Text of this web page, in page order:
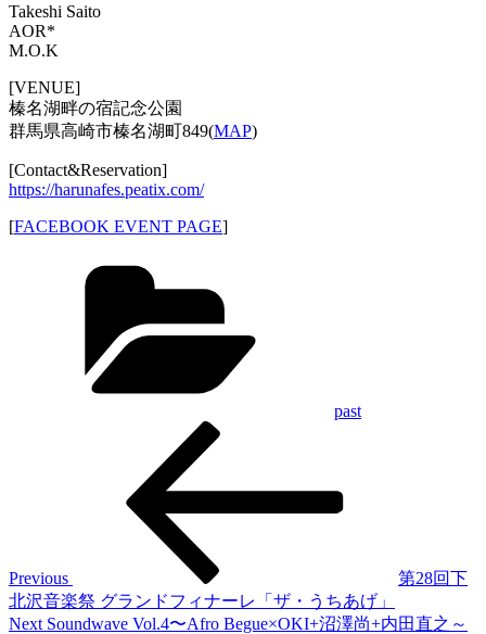
Takeshi Saito
AOR*
M.O.K
[VENUE]
榛名湖畔の宿記念公園
群馬県高崎市榛名湖町849(MAP)
[Contact&Reservation]
https://harunafes.peatix.com/
[FACEBOOK EVENT PAGE]
past
ゲ
ー
Previous
第28回下
北沢音楽祭 グランドフィナーレ「ザ・うちあげ」
Next
Next Soundwave Vol.4〜Afro Begue×OKI+沼澤尚+内田直之～